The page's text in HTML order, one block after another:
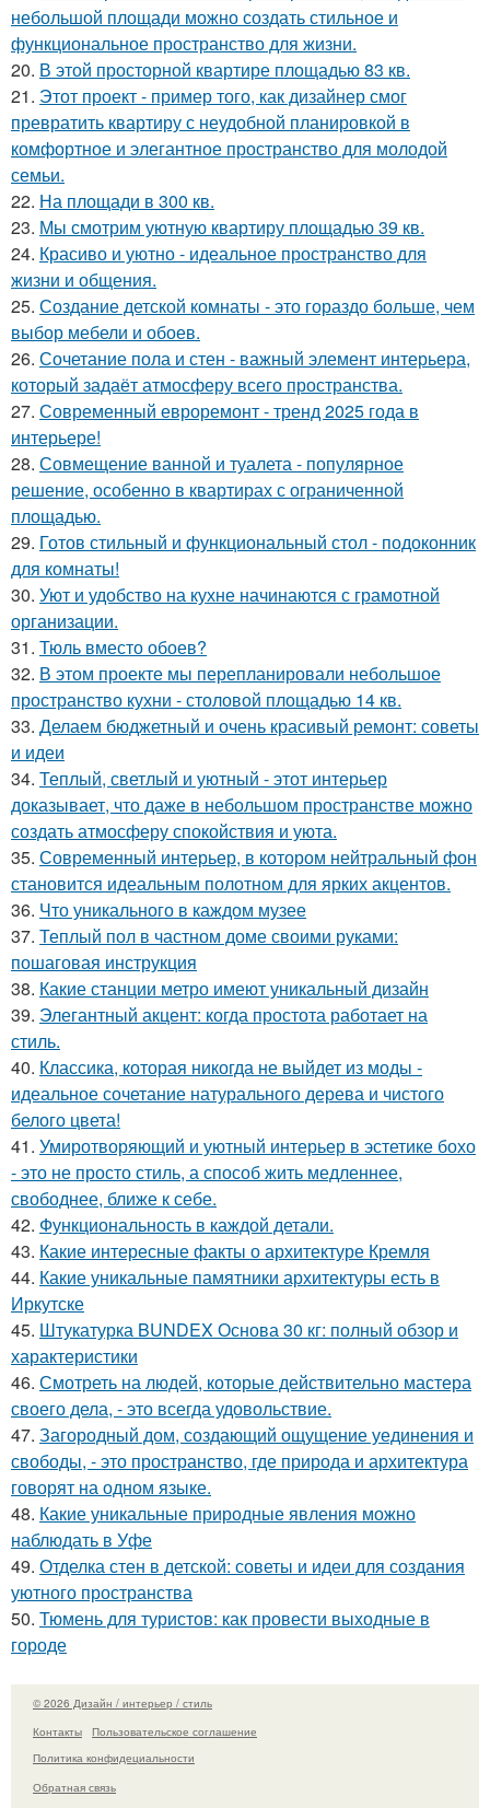
небольшой площади можно создать стильное и
функциональное пространство для жизни.
20. В этой просторной квартире площадью 83 кв.
21. Этот проект - пример того, как дизайнер смог
превратить квартиру с неудобной планировкой в
комфортное и элегантное пространство для молодой
семьи.
22. На площади в 300 кв.
23. Мы смотрим уютную квартиру площадью 39 кв.
24. Красиво и уютно - идеальное пространство для
жизни и общения.
25. Создание детской комнаты - это гораздо больше, чем
выбор мебели и обоев.
26. Сочетание пола и стен - важный элемент интерьера,
который задаёт атмосферу всего пространства.
27. Современный евроремонт - тренд 2025 года в
интерьере!
28. Совмещение ванной и туалета - популярное
решение, особенно в квартирах с ограниченной
площадью.
29. Готов стильный и функциональный стол - подоконник
для комнаты!
30. Уют и удобство на кухне начинаются с грамотной
организации.
31. Тюль вместо обоев?
32. В этом проекте мы перепланировали небольшое
пространство кухни - столовой площадью 14 кв.
33. Делаем бюджетный и очень красивый ремонт: советы
и идеи
34. Теплый, светлый и уютный - этот интерьер
доказывает, что даже в небольшом пространстве можно
создать атмосферу спокойствия и уюта.
35. Современный интерьер, в котором нейтральный фон
становится идеальным полотном для ярких акцентов.
36. Что уникального в каждом музее
37. Теплый пол в частном доме своими руками:
пошаговая инструкция
38. Какие станции метро имеют уникальный дизайн
39. Элегантный акцент: когда простота работает на
стиль.
40. Классика, которая никогда не выйдет из моды -
идеальное сочетание натурального дерева и чистого
белого цвета!
41. Умиротворяющий и уютный интерьер в эстетике бохо
- это не просто стиль, а способ жить медленнее,
свободнее, ближе к себе.
42. Функциональность в каждой детали.
43. Какие интересные факты о архитектуре Кремля
44. Какие уникальные памятники архитектуры есть в
Иркутске
45. Штукатурка BUNDEX Основа 30 кг: полный обзор и
характеристики
46. Смотреть на людей, которые действительно мастера
своего дела, - это всегда удовольствие.
47. Загородный дом, создающий ощущение уединения и
свободы, - это пространство, где природа и архитектура
говорят на одном языке.
48. Какие уникальные природные явления можно
наблюдать в Уфе
49. Отделка стен в детской: советы и идеи для создания
уютного пространства
50. Тюмень для туристов: как провести выходные в
городе
© 2026 Дизайн / интерьер / стиль
Контакты
Пользовательское соглашение
Политика конфидециальности
Обратная связь